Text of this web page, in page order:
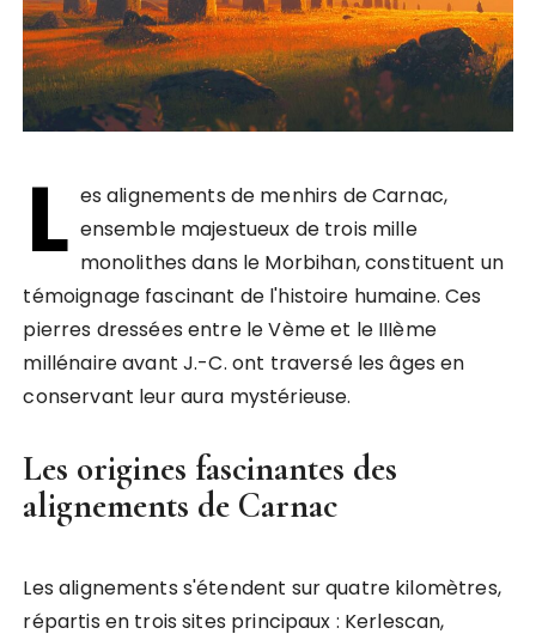
L es alignements de menhirs de Carnac,
ensemble majestueux de trois mille
monolithes dans le Morbihan, constituent un
témoignage fascinant de l'histoire humaine. Ces
pierres dressées entre le Vème et le IIIème
millénaire avant J.-C. ont traversé les âges en
conservant leur aura mystérieuse.
Les origines fascinantes des
alignements de Carnac
Les alignements s'étendent sur quatre kilomètres,
répartis en trois sites principaux : Kerlescan,